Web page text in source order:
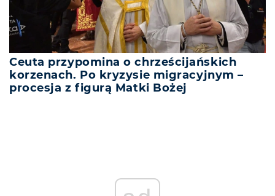
Ceuta przypomina o chrześcijańskich
korzenach. Po kryzysie migracyjnym –
procesja z figurą Matki Bożej